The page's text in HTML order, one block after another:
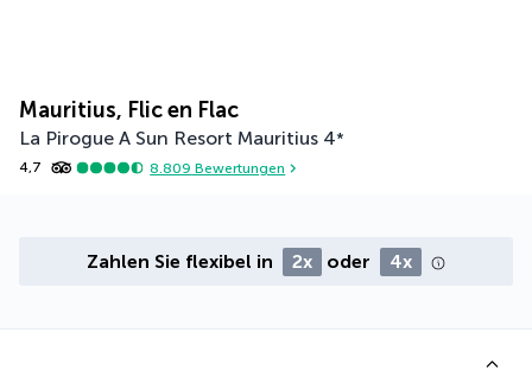
Mauritius, Flic en Flac
La Pirogue A Sun Resort Mauritius 4*
4,7 8.809 Bewertungen
Zahlen Sie flexibel in 2x oder 4x